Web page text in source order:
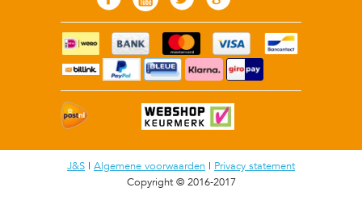
J&S | Algemene voorwaarden | Privacy statement
Copyright © 2016-2017